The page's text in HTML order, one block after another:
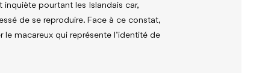
pourtant les Islandais car,
de se reproduire. Face à ce constat,
macareux qui représente l’identité de